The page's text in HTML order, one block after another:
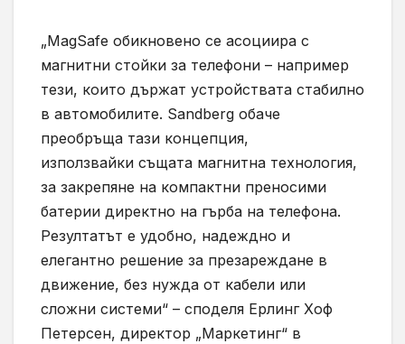
„MagSafe обикновено се асоциира с
магнитни стойки за телефони – например
тези, които държат устройствата стабилно
в автомобилите. Sandberg обаче
преобръща тази концепция,
използвайки същата магнитна технология,
за закрепяне на компактни преносими
батерии директно на гърба на телефона.
Резултатът e удобно, надеждно и
елегантно решение за презареждане в
движение, без нужда от кабели или
сложни системи“ – споделя Ерлинг Хоф
Петерсен, директор „Маркетинг“ в